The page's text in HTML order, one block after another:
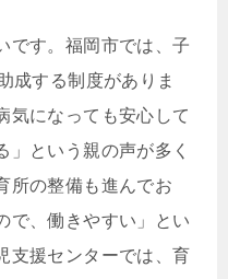
です。福岡市では、子
成する制度がありま
気になっても安心して
」という親の声が多く
所の整備も進んでお
で、働きやすい」とい
支援センターでは、育